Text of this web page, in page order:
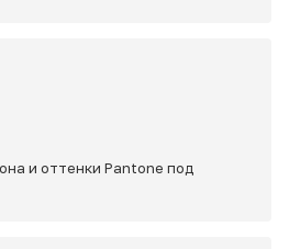
и оттенки Pantone под